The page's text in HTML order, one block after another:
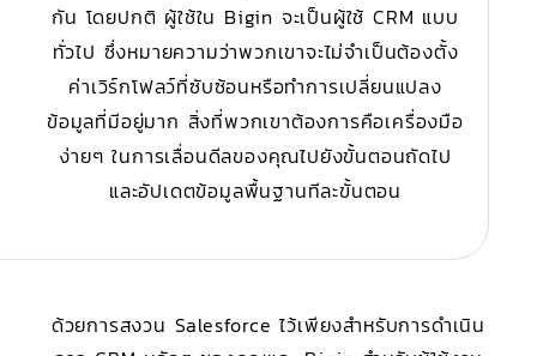
กัน โดยปกติ ผู้ใช้ใน Bigin จะเป็นผู้ใช้ CRM แบบ
ทั่วไป ซึ่งหมายความว่าพวกเขาจะไม่จำเป็นต้องตั้ง
ค่าเวิร์กโฟลว์ที่ซับซ้อนหรือทำการเปลี่ยนแปลง
ข้อมูลที่มีอยู่มาก สิ่งที่พวกเขาต้องการคือเครื่องมือ
ง่ายๆ ในการเลื่อนดีลของคุณไปยังขั้นตอนถัดไป
และอัปเดตข้อมูลพื้นฐานทีละขั้นตอน
ด้วยการสงวน Salesforce ไว้เพียงสำหรับการดำเนิน